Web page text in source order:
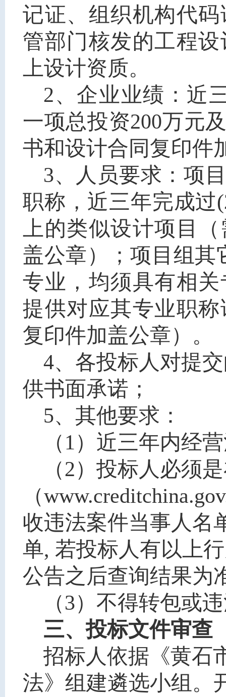
记证、组织机构代
管部门核发的工程设
上设计资质。
2、企业业绩：近
一项总投资200万元
书和设计合同复印件
3、
人员要求：项
职称 ，近三年完成过(
上 的类似设计项目 （
盖公章）
；项目组
专业，均须具有相
提供对应其专业职称
复印件加盖公章） 。
4、各投标人对提
供书面承诺；
5、其他要求：
（1）近三年内经
（2）投标人必须
（
收违法案件当事人名
单, 若投标人有以上
公告之后查询结果为
（3）不得转包或
三、投标文件审查
招标人依据《黄石
法》组建遴选小组。